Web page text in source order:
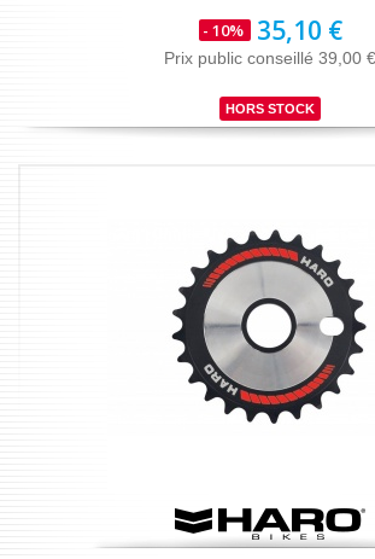
- 10% 35,10 €
Prix public conseillé 39,00 €
HORS STOCK